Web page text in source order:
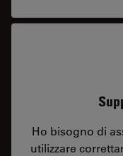
Ho bisogno di
utilizzare